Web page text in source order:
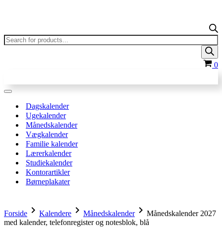
Products
search
0
Navigation
Dagskalender
Ugekalender
Månedskalender
Vægkalender
Familie kalender
Lærerkalender
Studiekalender
Kontorartikler
Børneplakater
Forside chevron_right Kalendere chevron_right Månedskalenderchevron_right Månedskalender 2027
med kalender, telefonregister og notesblok, blå